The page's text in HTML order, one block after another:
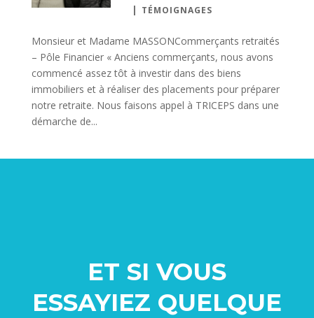
| TÉMOIGNAGES
Monsieur et Madame MASSONCommerçants retraités
– Pôle Financier « Anciens commerçants, nous avons
commencé assez tôt à investir dans des biens
immobiliers et à réaliser des placements pour préparer
notre retraite. Nous faisons appel à TRICEPS dans une
démarche de...
ET SI VOUS
ESSAYIEZ QUELQUE